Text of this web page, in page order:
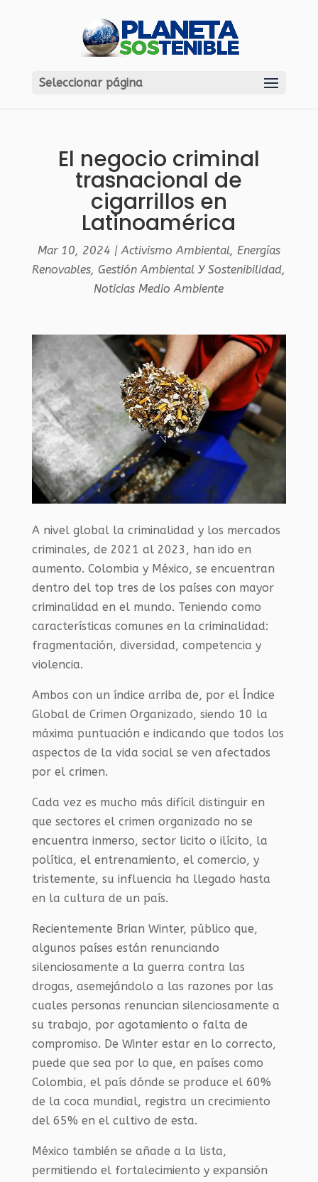
Seleccionar página
El negocio criminal
trasnacional de
cigarrillos en
Latinoamérica
Mar 10, 2024 |Activismo Ambiental, Energías
Renovables,Gestión Ambiental Y Sostenibilidad,
Noticias Medio Ambiente
A nivel global la criminalidad y los mercados
criminales, de 2021 al 2023, han ido en
aumento. Colombia y México, se encuentran
dentro del top tres de los países con mayor
criminalidad en el mundo. Teniendo como
características comunes en la criminalidad:
fragmentación, diversidad, competencia y
violencia.
Ambos con un índice arriba de, por el Índice
Global de Crimen Organizado, siendo 10 la
máxima puntuación e indicando que todos los
aspectos de la vida social se ven afectados
por el crimen.
Cada vez es mucho más difícil distinguir en
que sectores el crimen organizado no se
encuentra inmerso, sector licito o ilícito, la
política, el entrenamiento, el comercio, y
tristemente, su influencia ha llegado hasta
en la cultura de un país.
Recientemente Brian Winter, público que,
algunos países están renunciando
silenciosamente a la guerra contra las
drogas, asemejándolo a las razones por las
cuales personas renuncian silenciosamente a
su trabajo, por agotamiento o falta de
compromiso. De Winter estar en lo correcto,
puede que sea por lo que, en países como
Colombia, el país dónde se produce el 60%
de la coca mundial, registra un crecimiento
del 65% en el cultivo de esta.
México también se añade a la lista,
permitiendo el fortalecimiento y expansión